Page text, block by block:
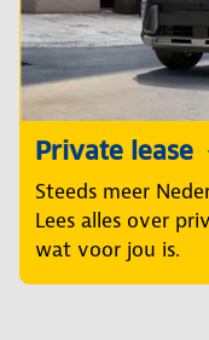
Private lease
Steeds meer
Lees alles over
wat voor jou is.